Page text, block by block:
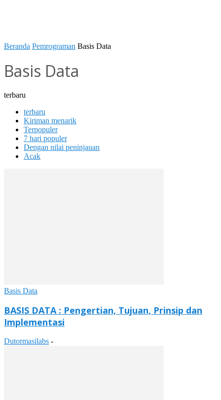
Beranda Pemrograman Basis Data
Basis Data
terbaru
terbaru
Kiriman menarik
Terpopuler
7 hari populer
Dengan nilai peninjauan
Acak
Basis Data
BASIS DATA : Pengertian, Tujuan, Prinsip dan
Implementasi
Dutormasilabs -